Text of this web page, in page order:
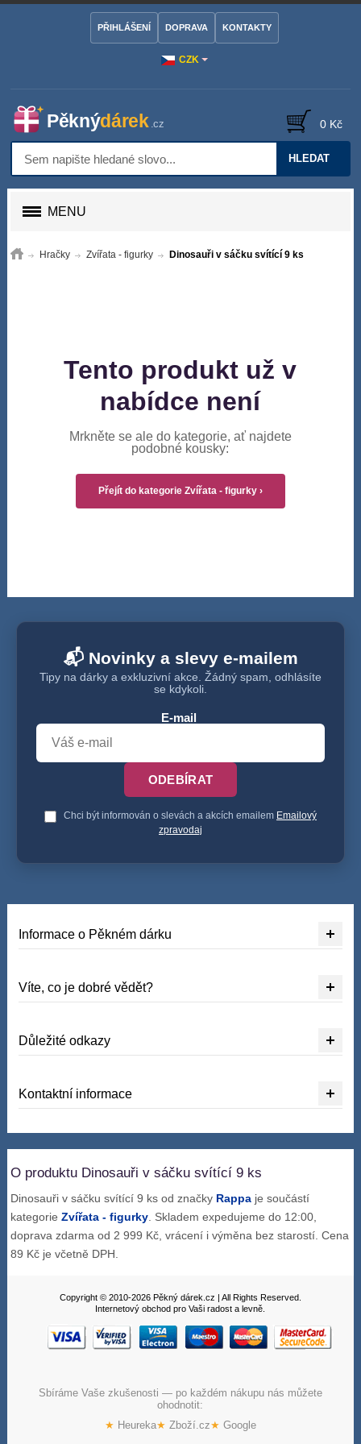
CZK
PŘIHLÁŠENÍ DOPRAVA KONTAKTY
HLEDAT
0 Kč
MENU
Hračky Zvířata - figurky Dinosauři v sáčku svítící 9 ks
Tento produkt už v
nabídce není
Mrkněte se ale do kategorie, ať najdete
podobné kousky:
Přejít do kategorie Zvířata - figurky ›
📬 Novinky a slevy e-mailem
Tipy na dárky a exkluzivní akce. Žádný spam, odhlásíte
se kdykoli.
E-mail
ODEBÍRAT
Chci být informován o slevách a akcích emailem Emailový
zpravodaj
Informace o Pěkném dárku
Víte, co je dobré vědět?
Důležité odkazy
Kontaktní informace
O produktu Dinosauři v sáčku svítící 9 ks
Dinosauři v sáčku svítící 9 ks od značky Rappa je součástí
kategorieZvířata - figurky . Skladem expedujeme do 12:00,
doprava zdarma od 2 999 Kč, vrácení i výměna bez starostí. Cena
89 Kč je včetně DPH.
Copyright © 2010-2026 Pěkný dárek.cz | All Rights Reserved.
Internetový obchod pro Vaši radost a levně.
Sbíráme Vaše zkušenosti — po každém nákupu nás můžete
ohodnotit:
★ Heureka★ Zboží.cz★ Google